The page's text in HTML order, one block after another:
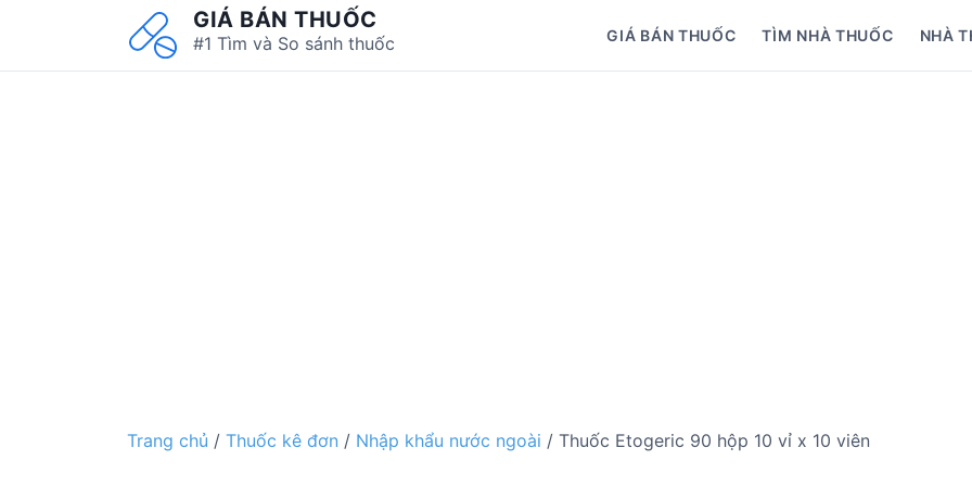
GIÁ BÁN THUỐC
#1 Tìm và So sánh thuốc GIÁ BÁN THUỐC TÌM NHÀ THUỐC NHÀ
Trang chủ / Thuốc kê đơn / Nhập khẩu nước ngoài / Thuốc Etogeric 90 hộp 10 vỉ x 10 viên